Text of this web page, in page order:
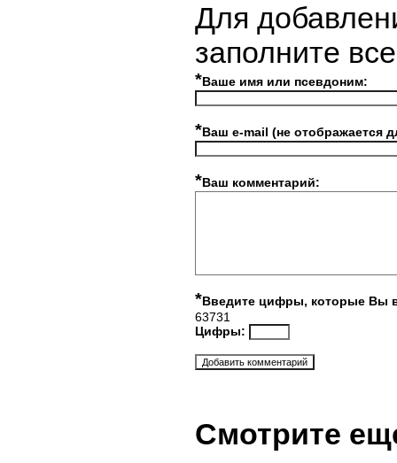
Для
заполните
*Ваше имя или псевдоним:
*Ваш e-mail (не отображается
*Ваш комментарий:
*Введите цифры, которые Вы
63731
Цифры:
Смотрите